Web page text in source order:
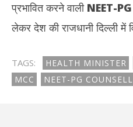
प्रभावित करने वाली NEET-PG
लेकर देश की राजधानी दिल्ली में
TAGS: HEALTH MINISTER
MCC
NEET-PG